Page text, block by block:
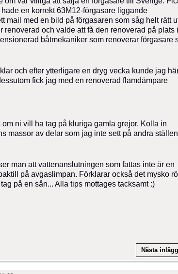
en korrekt 63M12-förgasare liggande
mail med en bild på förgasaren som såg helt rätt
och valde att få den renoverad på plats i
båtmekaniker som renoverar förgasare
och efter ytterligare en dryg vecka kunde jag
fick jag med en renoverad flamdämpare
ni vill ha tag på kluriga gamla grejor. Kolla in
massor av delar som jag inte sett på andra
man att vattenanslutningen som fattas inte är en
på avgaslimpan. Förklarar också det mysko
på en sån... Alla tips mottages tacksamt :)
Nästa